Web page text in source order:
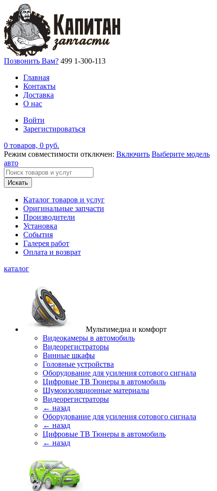
Позвонить Вам? 499 1-300-113
Главная
Контакты
Доставка
О нас
Войти
Зарегистироваться
0 товаров, 0 руб.
Режим совместимости отключен: Включить Выберите модель
авто
Искать
Каталог товаров и услуг
Оригинальные запчасти
Производители
Установка
События
Галерея работ
Оплата и возврат
каталог
Мультимедиа и комфорт
Видеокамеры в автомобиль
Видеорегистраторы
Винные шкафы
Головные устройства
Оборудование для усиления сотового сигнала
Цифровые ТВ Тюнеры в автомобиль
Шумоизоляционные материалы
Видеорегистраторы
← назад
Оборудование для усиления сотового сигнала
← назад
Цифровые ТВ Тюнеры в автомобиль
← назад